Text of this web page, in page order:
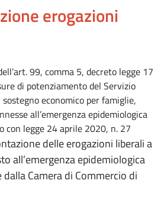
erogazioni
99, comma 5, decreto legge 17
di potenziamento del Servizio
economico per famiglie,
all’emergenza epidemiologica
con legge 24 aprile 2020, n. 27
delle erogazioni liberali a
all’emergenza epidemiologica
Camera di Commercio di